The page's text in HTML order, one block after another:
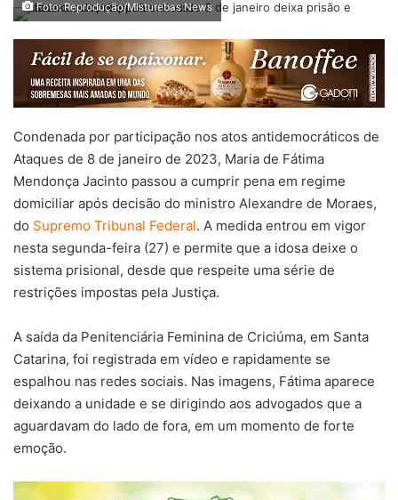
Foto: Reprodução/Misturebas News
Condenada por participação nos atos antidemocráticos de
Ataques de 8 de janeiro de 2023, Maria de Fátima
Mendonça Jacinto passou a cumprir pena em regime
domiciliar após decisão do ministro Alexandre de Moraes,
do Supremo Tribunal Federal. A medida entrou em vigor
nesta segunda-feira (27) e permite que a idosa deixe o
sistema prisional, desde que respeite uma série de
restrições impostas pela Justiça.
A saída da Penitenciária Feminina de Criciúma, em Santa
Catarina, foi registrada em vídeo e rapidamente se
espalhou nas redes sociais. Nas imagens, Fátima aparece
deixando a unidade e se dirigindo aos advogados que a
aguardavam do lado de fora, em um momento de forte
emoção.